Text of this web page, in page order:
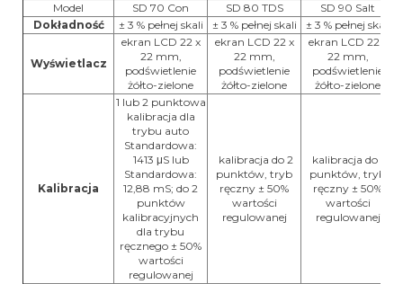
Model SD 70 Con SD 80 TDS
SD 90 Salt
Dokładność
± 3 % pełnej skali ± 3 % pełnej skali ± 3 % pełnej skali
Wyświetlacz
ekran LCD 22 x
22 mm,
podświetlenie
żółto-zielone
ekran LCD 22 x
22 mm,
podświetlenie
żółto-zielone
ekran LCD 22 x
22 mm,
podświetlenie
żółto-zielone
Kalibracja
1 lub 2 punktowa
kalibracja dla
trybu auto
Standardowa:
1413 μS lub
Standardowa:
12,88 mS; do 2
punktów
kalibracyjnych
dla trybu
ręcznego ± 50%
wartości
regulowanej
kalibracja do 2
punktów, tryb
ręczny ± 50%
wartości
regulowanej
kalibracja do 2
punktów, tryb
ręczny ± 50%
wartości
regulowanej